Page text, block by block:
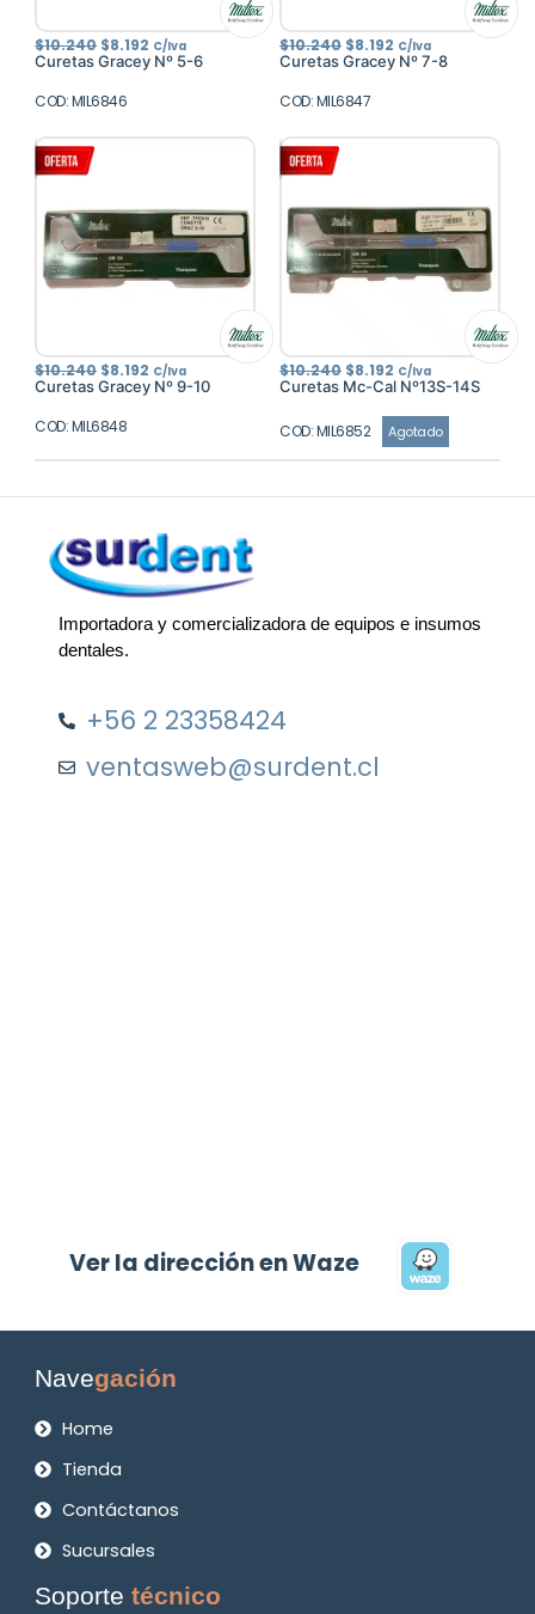
$10.240 El
precio
original
$10.240.
$8.192 El
precio
actual
C/Iva
Curetas Gracey Nº 5-6
COD: MIL6846
$10.240 El
precio
original
$10.240.
$8.192 El
precio
actual
C/Iva
Curetas Gracey Nº 7-8
COD: MIL6847
$10.240 El
precio
original
$10.240.
$8.192 El
precio
actual
C/Iva
Curetas Gracey Nº 9-10
COD: MIL6848
$10.240 El
precio
original
$10.240.
$8.192 El
precio
actual
es:
$8.192.
C/Iva
Curetas Mc-Cal Nº13S-14S
COD: MIL6852 Agotado
Importadora y comercializadora de equipos e insumos
dentales.
+56 2 23358424
ventasweb@surdent.cl
Ver la dirección en Waze
Navegación
Home
Tienda
Contáctanos
Sucursales
Soportetécnico